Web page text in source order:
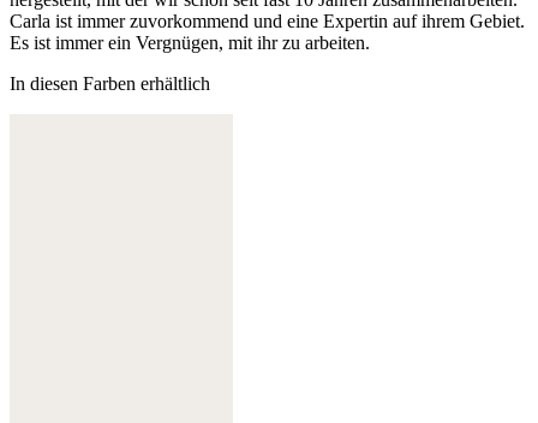
Carla ist immer zuvorkommend und eine Expertin auf ihrem Gebiet.
Es ist immer ein Vergnügen, mit ihr zu arbeiten.
In diesen Farben erhältlich